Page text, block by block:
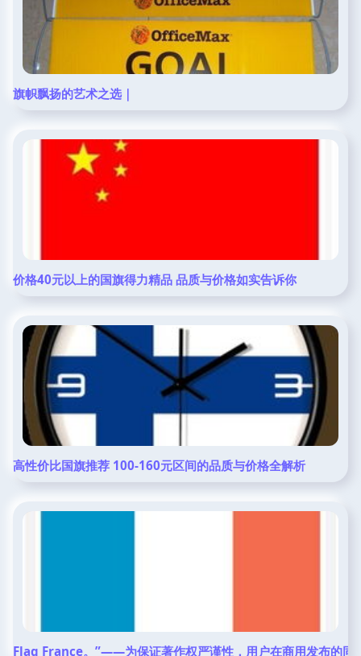
旗帜飘扬的艺术之选｜
价格40元以上的国旗得力精品 品质与价格如实告诉你
高性价比国旗推荐 100-160元区间的品质与价格全解析
Flag France。”——为保证著作权严谨性，用户在商用发布的同